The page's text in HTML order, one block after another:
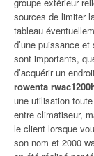
sources de limiter
tableau
d’une puissance
sont importants,
d’acquérir un
rowenta
une utilisation
entre climatiseur,
le client lorsque
son nom et 2000